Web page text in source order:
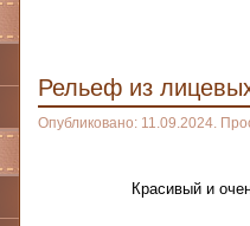
Рельеф из
Опубликовано: 11.09.2024.
Красивый и